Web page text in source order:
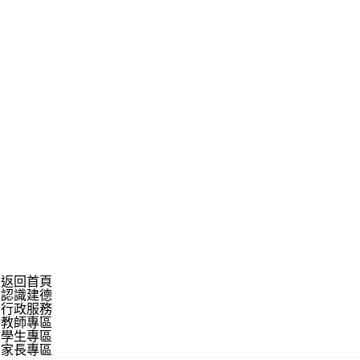
返回首頁
認識建德
行政服務
教師專區
學生專區
家長專區